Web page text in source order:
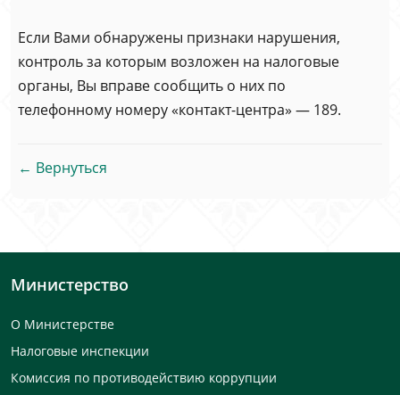
Если Вами обнаружены признаки нарушения,
контроль за которым возложен на налоговые
органы, Вы вправе сообщить о них по
телефонному номеру «контакт-центра» — 189.
← Вернуться
Министерство
О Министерстве
Налоговые инспекции
Комиссия по противодействию коррупции